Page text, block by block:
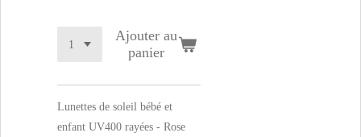
Ajouter au
panier
Lunettes de soleil bébé et
enfant UV400 rayées - Rose